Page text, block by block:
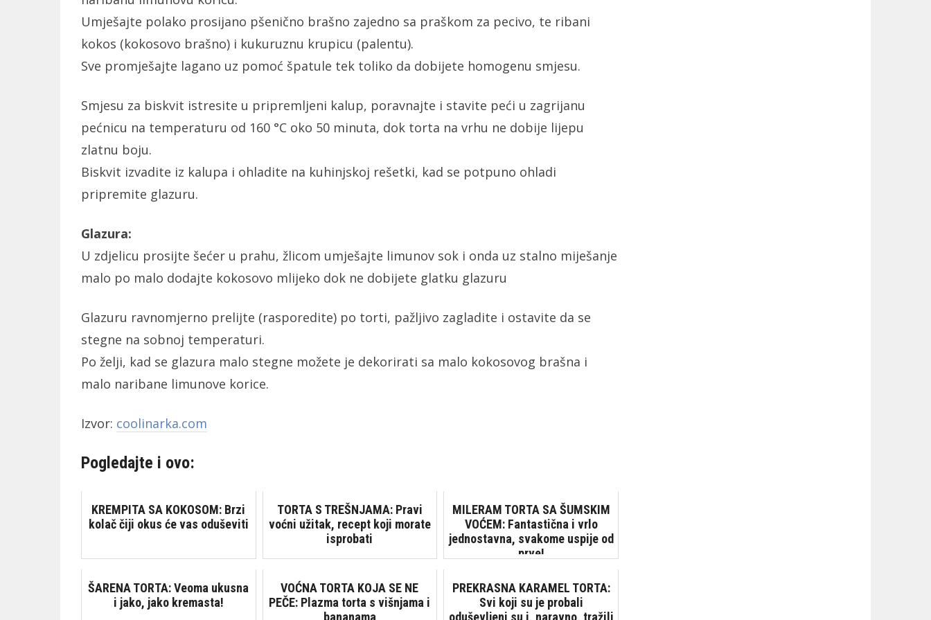
Umješajte polako prosijano pšenično brašno zajedno sa praškom za pecivo, te ribani
kokos (kokosovo brašno) i kukuruznu krupicu (palentu).
Sve promješajte lagano uz pomoć špatule tek toliko da dobijete homogenu smjesu.
Smjesu za biskvit istresite u pripremljeni kalup, poravnajte i stavite peći u zagrijanu
pećnicu na temperaturu od 160 °C oko 50 minuta, dok torta na vrhu ne dobije lijepu
zlatnu boju.
Biskvit izvadite iz kalupa i ohladite na kuhinjskoj rešetki, kad se potpuno ohladi
pripremite glazuru.
Glazura:
U zdjelicu prosijte šećer u prahu, žlicom umješajte limunov sok i onda uz stalno miješanje
malo po malo dodajte kokosovo mlijeko dok ne dobijete glatku glazuru
Glazuru ravnomjerno prelijte (rasporedite) po torti, pažljivo zagladite i ostavite da se
stegne na sobnoj temperaturi.
Po želji, kad se glazura malo stegne možete je dekorirati sa malo kokosovog brašna i
malo naribane limunove korice.
Izvor: coolinarka.com
Pogledajte i ovo:
KREMPITA SA KOKOSOM: Brzi
kolač čiji okus će vas oduševiti
TORTA S TREŠNJAMA: Pravi
voćni užitak, recept koji morate
isprobati
MILERAM TORTA SA ŠUMSKIM
VOĆEM: Fantastična i vrlo
jednostavna, svakome uspije od
prve!
ŠARENA TORTA: Veoma ukusna
i jako, jako kremasta!
VOĆNA TORTA KOJA SE NE
PEČE: Plazma torta s višnjama i
bananama
PREKRASNA KARAMEL TORTA:
Svi koji su je probali
oduševljeni su i, naravno, tražili